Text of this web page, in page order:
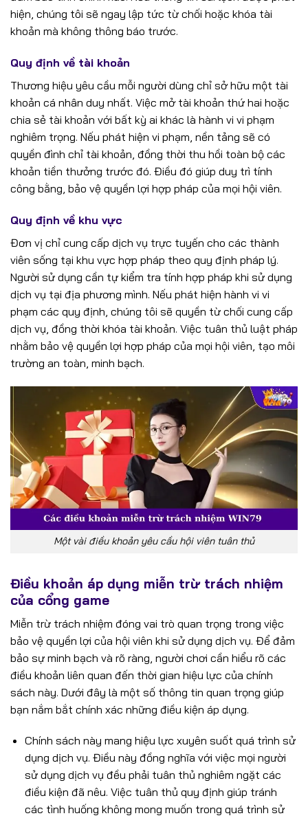
hiện, chúng tôi sẽ ngay lập tức từ chối hoặc khóa tài
khoản mà không thông báo trước.
Quy định về tài khoản
Thương hiệu yêu cầu mỗi người dùng chỉ sở hữu một tài
khoản cá nhân duy nhất. Việc mở tài khoản thứ hai hoặc
chia sẻ tài khoản với bất kỳ ai khác là hành vi vi phạm
nghiêm trọng. Nếu phát hiện vi phạm, nền tảng sẽ có
quyền đình chỉ tài khoản, đồng thời thu hồi toàn bộ các
khoản tiền thưởng trước đó. Điều đó giúp duy trì tính
công bằng, bảo vệ quyền lợi hợp pháp của mọi hội viên.
Quy định về khu vực
Đơn vị chỉ cung cấp dịch vụ trực tuyến cho các thành
viên sống tại khu vực hợp pháp theo quy định pháp lý.
Người sử dụng cần tự kiểm tra tính hợp pháp khi sử dụng
dịch vụ tại địa phương mình. Nếu phát hiện hành vi vi
phạm các quy định, chúng tôi sẽ quyền từ chối cung cấp
dịch vụ, đồng thời khóa tài khoản. Việc tuân thủ luật pháp
nhằm bảo vệ quyền lợi hợp pháp của mọi hội viên, tạo môi
trường an toàn, minh bạch.
Một vài điều khoản yêu cầu hội viên tuân thủ
Điều khoản áp dụng miễn trừ trách nhiệm
của cổng game
Miễn trừ trách nhiệm đóng vai trò quan trọng trong việc
bảo vệ quyền lợi của hội viên khi sử dụng dịch vụ. Để đảm
bảo sự minh bạch và rõ ràng, người chơi cần hiểu rõ các
điều khoản liên quan đến thời gian hiệu lực của chính
sách này. Dưới đây là một số thông tin quan trọng giúp
bạn nắm bắt chính xác những điều kiện áp dụng.
Chính sách này mang hiệu lực xuyên suốt quá trình sử
dụng dịch vụ. Điều này đồng nghĩa với việc mọi người
sử dụng dịch vụ đều phải tuân thủ nghiêm ngặt các
điều kiện đã nêu. Việc tuân thủ quy định giúp tránh
các tình huống không mong muốn trong quá trình sử